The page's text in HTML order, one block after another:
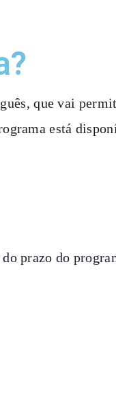
que vai
está
prazo do